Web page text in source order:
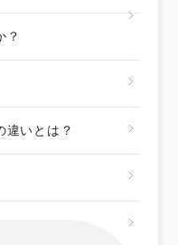
？
違いとは？